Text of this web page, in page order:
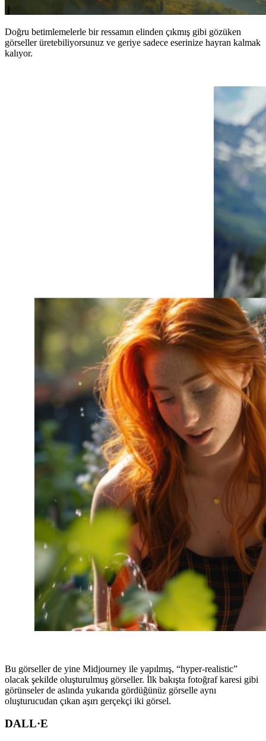
Doğru betimlemelerle bir ressamın elinden çıkmış gibi gözüken
görseller üretebiliyorsunuz ve geriye sadece eserinize hayran kalmak
kalıyor.
Bu görseller de yine Midjourney ile yapılmış, “hyper-realistic”
olacak şekilde oluşturulmuş görseller. İlk bakışta fotoğraf karesi gibi
görünseler de aslında yukarıda gördüğünüz görselle aynı
oluşturucudan çıkan aşırı gerçekçi iki görsel.
DALL·E